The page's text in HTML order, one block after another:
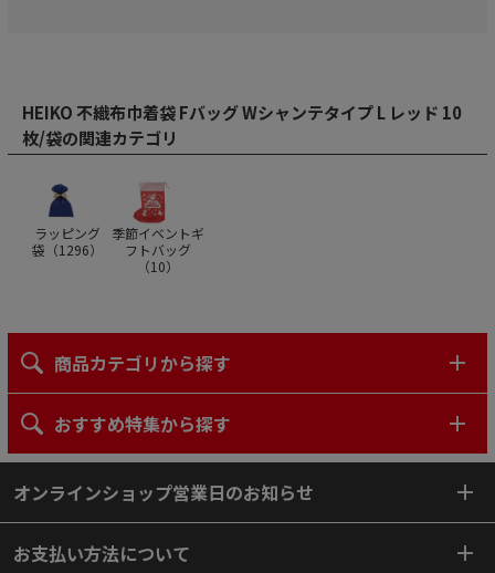
HEIKO 不織布巾着袋 Fバッグ Wシャンテタイプ L レッド 10
枚/袋の関連カテゴリ
ラッピング
袋（1296）
季節イベントギ
フトバッグ
（10）
商品カテゴリから探す
おすすめ特集から探す
オンラインショップ営業日のお知らせ
お支払い方法について